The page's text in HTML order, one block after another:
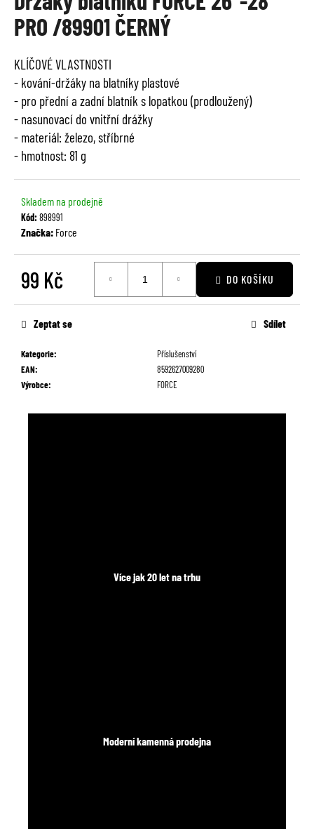
je
0,0
z
hvězdiček.
PRO /89901 ČERNÝ
KLÍČOVÉ VLASTNOSTI
- kování-držáky na blatníky plastové
- pro přední a zadní blatník s lopatkou (prodloužený)
- nasunovací do vnitřní drážky
- materiál: železo, stříbrné
- hmotnost: 81 g
Skladem na prodejně
Kód:898991
Značka: Force
99 Kč DO KOŠÍKU
Kategorie:
Příslušenství
EAN:
8592627009280
Výrobce: FORCE
Zeptat se Sdílet
Více jak 20 let na trhu
Moderní kamenná prodejna
a
j
í
t
?
HLEDAT
p
u
m